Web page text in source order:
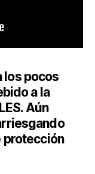
los pocos
a la
Aún
protección